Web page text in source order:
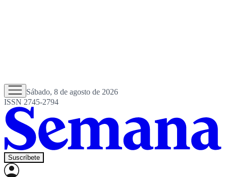
Sábado, 8 de agosto de 2026
ISSN 2745-2794
Suscríbete